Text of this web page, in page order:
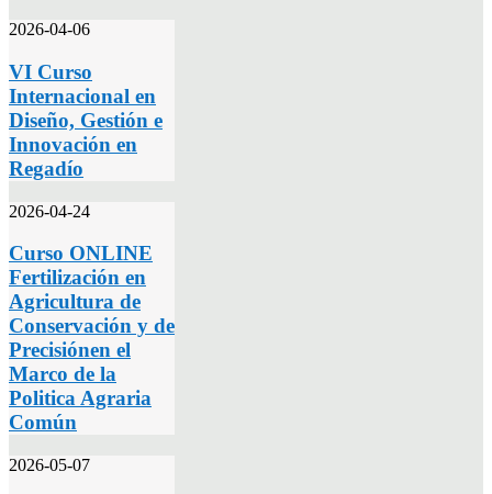
2026-04-06
VI Curso
Internacional en
Diseño, Gestión e
Innovación en
Regadío
2026-04-24
Curso ONLINE
Fertilización en
Agricultura de
Conservación y de
Precisiónen el
Marco de la
Politica Agraria
Común
2026-05-07